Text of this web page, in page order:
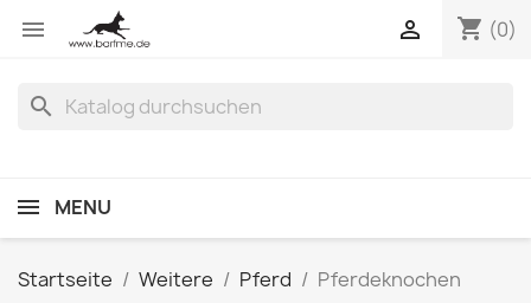
 shopping_cart (0)

search
MENU
Startseite Weitere Pferd Pferdeknochen